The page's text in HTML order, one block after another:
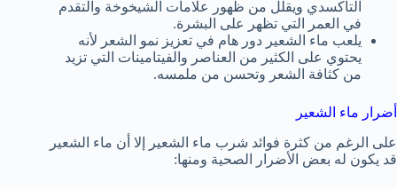
التأكسدي ويقلل من ظهور علامات الشيخوخة والتقدم
في العمر التي تظهر على البشرة.
يلعب ماء الشعير دور هام في تعزيز نمو الشعر لأنه
يحتوي على الكثير من العناصر والفيتامينات التي تزيد
من كثافة الشعر وتحسن من ملمسه.
أضرار ماء الشعير
على الرغم من كثرة فوائد شرب ماء الشعير إلا أن ماء الشعير
قد يكون له بعض الأضرار الصحية ومنها: